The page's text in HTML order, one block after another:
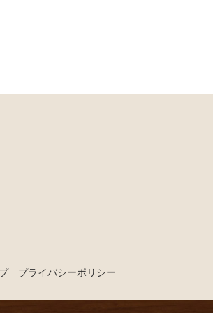
プライバシーポリシー